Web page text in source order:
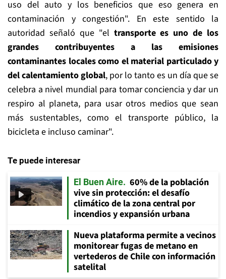
uso del auto y los beneficios que eso genera en
contaminación y congestión". En este sentido la
autoridad señaló que "el transporte es uno de los
grandes contribuyentes a las emisiones
contaminantes locales como el material particulado y
del calentamiento global, por lo tanto es un día que se
celebra a nivel mundial para tomar conciencia y dar un
respiro al planeta, para usar otros medios que sean
más sustentables, como el transporte público, la
bicicleta e incluso caminar".
Te puede interesar
El Buen Aire
60% de la población
vive sin protección: el desafío
climático de la zona central por
incendios y expansión urbana
Nueva plataforma permite a vecinos
monitorear fugas de metano en
vertederos de Chile con información
satelital